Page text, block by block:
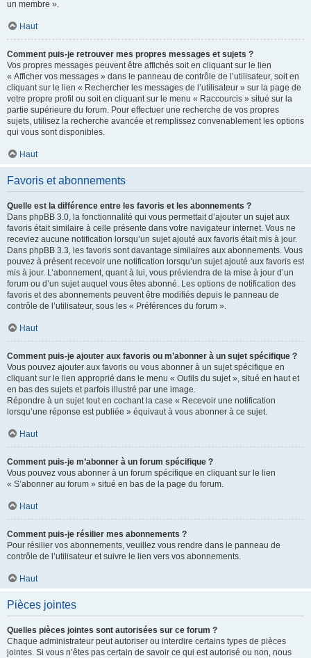
un membre ».
Haut
Comment puis-je retrouver mes propres messages et sujets ?
Vos propres messages peuvent être affichés soit en cliquant sur le lien
« Afficher vos messages » dans le panneau de contrôle de l’utilisateur, soit en
cliquant sur le lien « Rechercher les messages de l’utilisateur » sur la page de
votre propre profil ou soit en cliquant sur le menu « Raccourcis » situé sur la
partie supérieure du forum. Pour effectuer une recherche de vos propres
sujets, utilisez la recherche avancée et remplissez convenablement les options
qui vous sont disponibles.
Haut
Favoris et abonnements
Quelle est la différence entre les favoris et les abonnements ?
Dans phpBB 3.0, la fonctionnalité qui vous permettait d’ajouter un sujet aux
favoris était similaire à celle présente dans votre navigateur internet. Vous ne
receviez aucune notification lorsqu’un sujet ajouté aux favoris était mis à jour.
Dans phpBB 3.3, les favoris sont davantage similaires aux abonnements. Vous
pouvez à présent recevoir une notification lorsqu’un sujet ajouté aux favoris est
mis à jour. L’abonnement, quant à lui, vous préviendra de la mise à jour d’un
forum ou d’un sujet auquel vous êtes abonné. Les options de notification des
favoris et des abonnements peuvent être modifiés depuis le panneau de
contrôle de l’utilisateur, sous les « Préférences du forum ».
Haut
Comment puis-je ajouter aux favoris ou m’abonner à un sujet spécifique ?
Vous pouvez ajouter aux favoris ou vous abonner à un sujet spécifique en
cliquant sur le lien approprié dans le menu « Outils du sujet », situé en haut et
en bas des sujets et parfois illustré par une image.
Répondre à un sujet tout en cochant la case « Recevoir une notification
lorsqu’une réponse est publiée » équivaut à vous abonner à ce sujet.
Haut
Comment puis-je m’abonner à un forum spécifique ?
Vous pouvez vous abonner à un forum spécifique en cliquant sur le lien
« S’abonner au forum » situé en bas de la page du forum.
Haut
Comment puis-je résilier mes abonnements ?
Pour résilier vos abonnements, veuillez vous rendre dans le panneau de
contrôle de l’utilisateur et suivre le lien vers vos abonnements.
Haut
Pièces jointes
Quelles pièces jointes sont autorisées sur ce forum ?
Chaque administrateur peut autoriser ou interdire certains types de pièces
jointes. Si vous n’êtes pas certain de savoir ce qui est autorisé ou non, nous